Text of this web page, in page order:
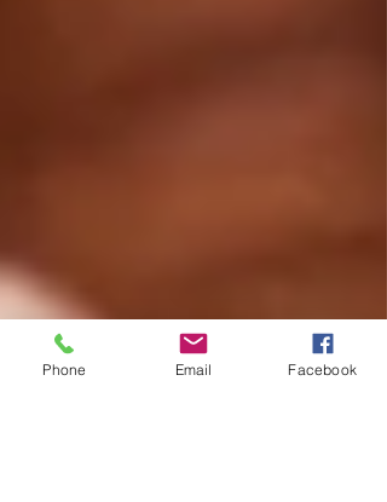
Phone Email Facebook